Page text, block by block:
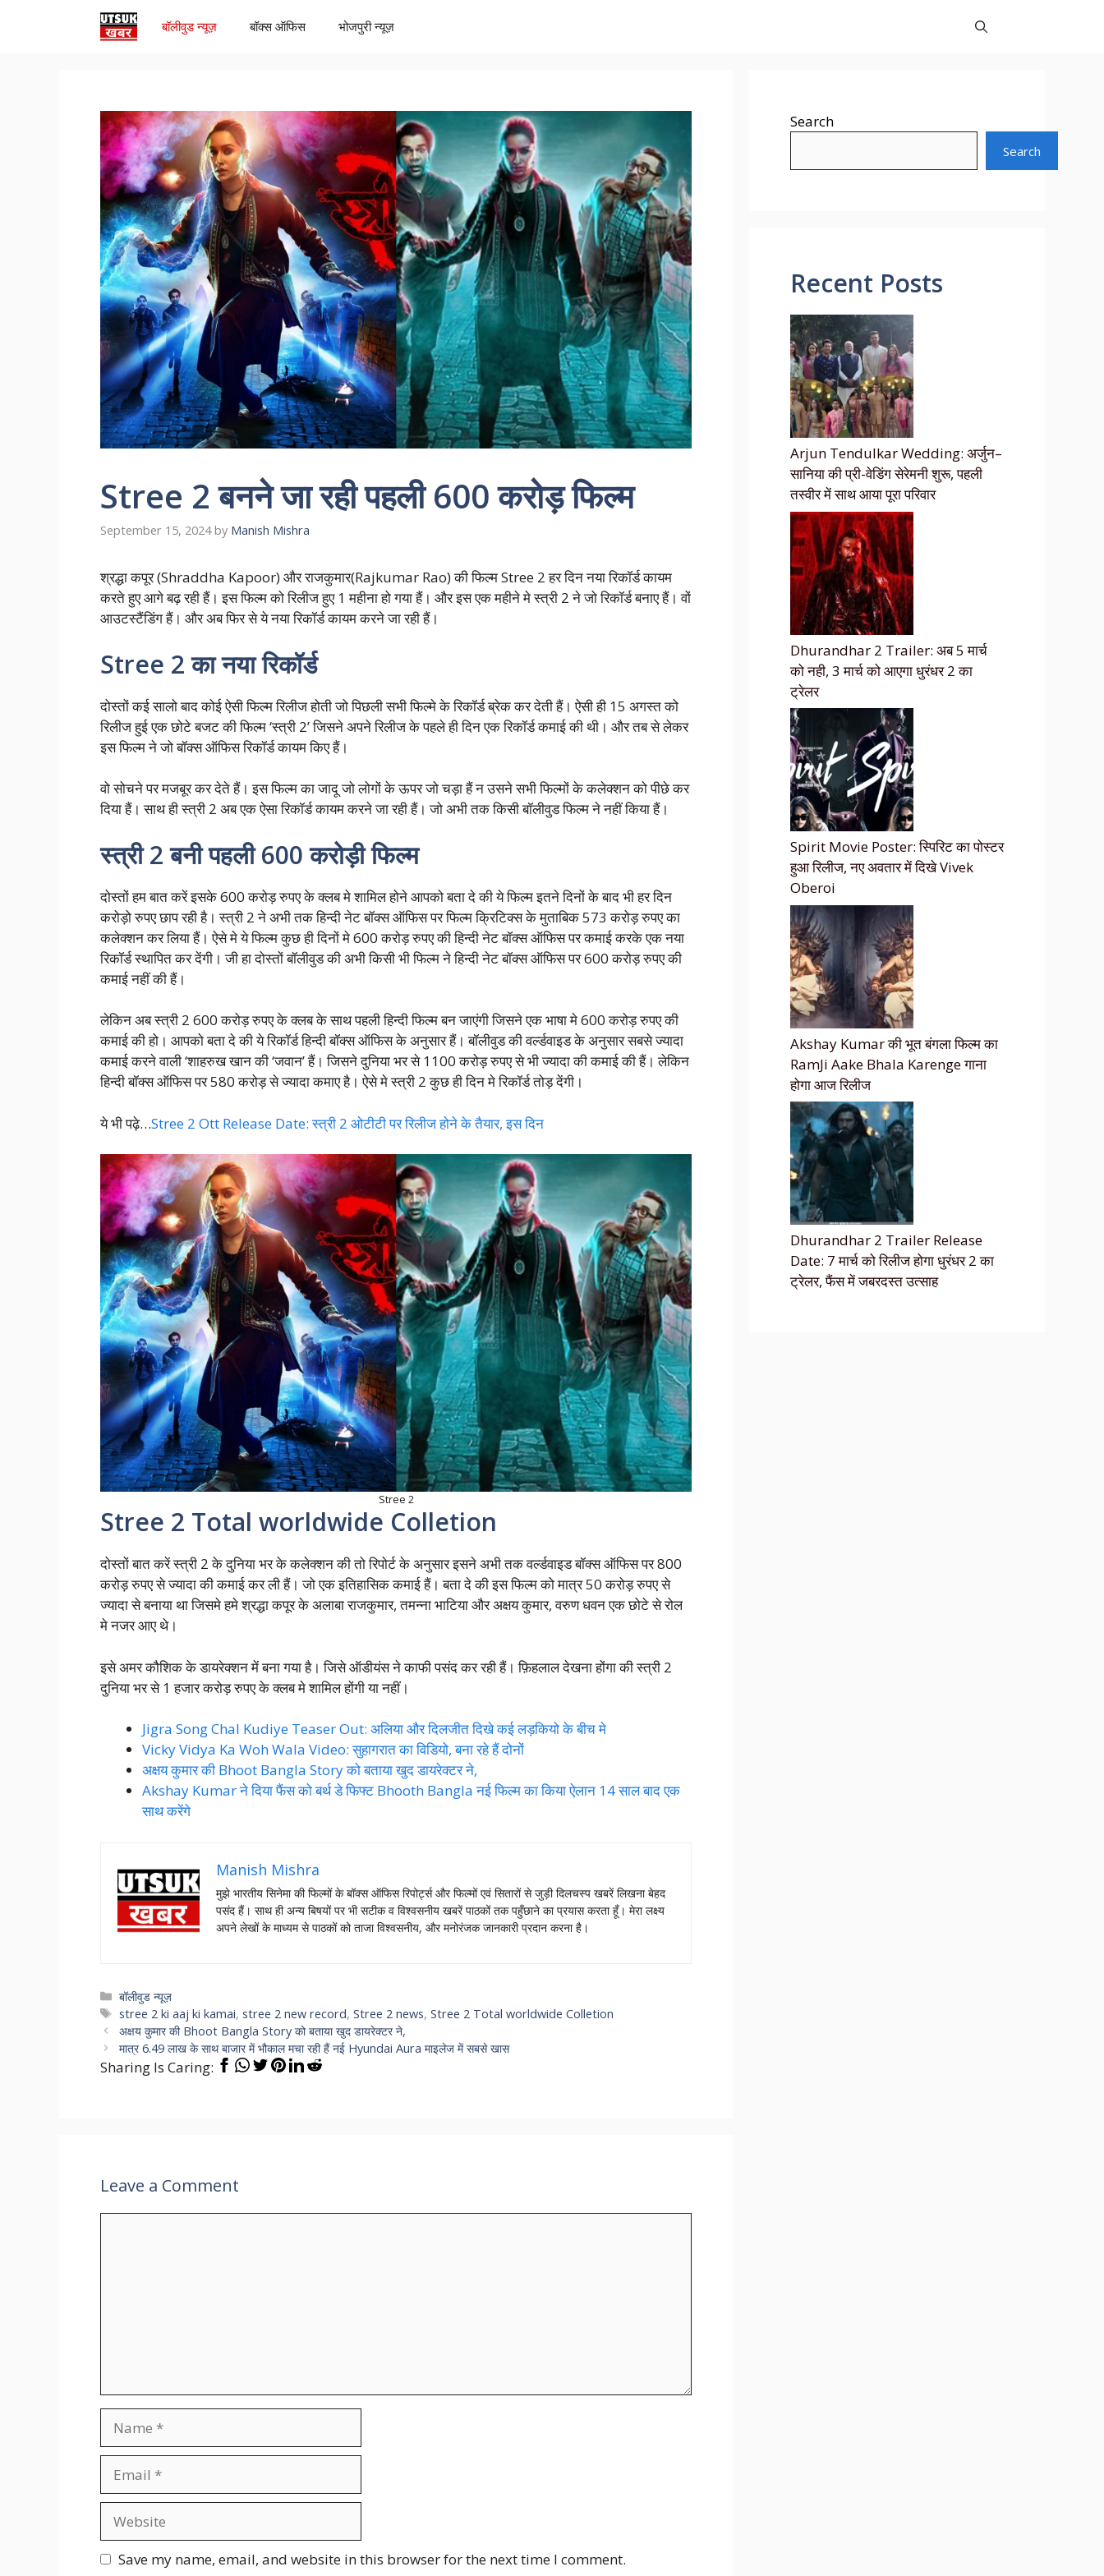
बॉलीवुड न्यूज़ बॉक्स ऑफिस भोजपुरी न्यूज़
Stree 2 बनने जा रही पहली 600 करोड़ फिल्म
September 15, 2024 by Manish Mishra
श्रद्धा कपूर (Shraddha Kapoor) और राजकुमार(Rajkumar Rao) की फिल्म Stree 2 हर दिन नया रिकॉर्ड कायम
करते हुए आगे बढ़ रही हैं। इस फिल्म को रिलीज हुए 1 महीना हो गया हैं। और इस एक महीने मे स्त्री 2 ने जो रिकॉर्ड बनाए हैं। वों
आउटस्टैंडिंग हैं। और अब फिर से ये नया रिकॉर्ड कायम करने जा रही हैं।
Stree 2 का नया रिकॉर्ड
दोस्तों कई सालो बाद कोई ऐसी फिल्म रिलीज होती जो पिछली सभी फिल्मे के रिकॉर्ड ब्रेक कर देती हैं। ऐसी ही 15 अगस्त को
रिलीज हुई एक छोटे बजट की फिल्म ‘स्त्री 2’ जिसने अपने रिलीज के पहले ही दिन एक रिकॉर्ड कमाई की थी। और तब से लेकर
इस फिल्म ने जो बॉक्स ऑफिस रिकॉर्ड कायम किए हैं।
वो सोचने पर मजबूर कर देते हैं। इस फिल्म का जादू जो लोगों के ऊपर जो चड़ा हैं न उसने सभी फिल्मों के कलेक्शन को पीछे कर
दिया हैं। साथ ही स्त्री 2 अब एक ऐसा रिकॉर्ड कायम करने जा रही हैं। जो अभी तक किसी बॉलीवुड फिल्म ने नहीं किया हैं।
स्त्री 2 बनी पहली 600 करोड़ी फिल्म
दोस्तों हम बात करें इसके 600 करोड़ रुपए के क्लब मे शामिल होने आपको बता दे की ये फिल्म इतने दिनों के बाद भी हर दिन
करोड़ो रुपए छाप रही है। स्त्री 2 ने अभी तक हिन्दी नेट बॉक्स ऑफिस पर फिल्म क्रिटिक्स के मुताबिक 573 करोड़ रुपए का
कलेक्शन कर लिया हैं। ऐसे मे ये फिल्म कुछ ही दिनों मे 600 करोड़ रुपए की हिन्दी नेट बॉक्स ऑफिस पर कमाई करके एक नया
रिकॉर्ड स्थापित कर देंगी। जी हा दोस्तों बॉलीवुड की अभी किसी भी फिल्म ने हिन्दी नेट बॉक्स ऑफिस पर 600 करोड़ रुपए की
कमाई नहीं की हैं।
लेकिन अब स्त्री 2 600 करोड़ रुपए के क्लब के साथ पहली हिन्दी फिल्म बन जाएंगी जिसने एक भाषा मे 600 करोड़ रुपए की
कमाई की हो। आपको बता दे की ये रिकॉर्ड हिन्दी बॉक्स ऑफिस के अनुसार हैं। बॉलीवुड की वर्ल्डवाइड के अनुसार सबसे ज्यादा
कमाई करने वाली ‘शाहरुख खान की ‘जवान’ हैं। जिसने दुनिया भर से 1100 करोड़ रुपए से भी ज्यादा की कमाई की हैं। लेकिन
हिन्दी बॉक्स ऑफिस पर 580 करोड़ से ज्यादा कमाए है। ऐसे मे स्त्री 2 कुछ ही दिन मे रिकॉर्ड तोड़ देंगी।
ये भी पढ़े…Stree 2 Ott Release Date: स्त्री 2 ओटीटी पर रिलीज होने के तैयार, इस दिन
Stree 2
Stree 2 Total worldwide Colletion
दोस्तों बात करें स्त्री 2 के दुनिया भर के कलेक्शन की तो रिपोर्ट के अनुसार इसने अभी तक वर्ल्डवाइड बॉक्स ऑफिस पर 800
करोड़ रुपए से ज्यादा की कमाई कर ली हैं। जो एक इतिहासिक कमाई हैं। बता दे की इस फिल्म को मात्र 50 करोड़ रुपए से
ज्यादा से बनाया था जिसमे हमे श्रद्धा कपूर के अलाबा राजकुमार, तमन्ना भाटिया और अक्षय कुमार, वरुण धवन एक छोटे से रोल
मे नजर आए थे।
इसे अमर कौशिक के डायरेक्शन में बना गया है। जिसे ऑडीयंस ने काफी पसंद कर रही हैं। फ़िहलाल देखना होंगा की स्त्री 2
दुनिया भर से 1 हजार करोड़ रुपए के क्लब मे शामिल होंगी या नहीं।
Jigra Song Chal Kudiye Teaser Out: अलिया और दिलजीत दिखे कई लड़कियो के बीच मे
Vicky Vidya Ka Woh Wala Video: सुहागरात का विडियो, बना रहे हैं दोनों
अक्षय कुमार की Bhoot Bangla Story को बताया खुद डायरेक्टर ने,
Akshay Kumar ने दिया फैंस को बर्थ डे फिफ्ट Bhooth Bangla नई फिल्म का किया ऐलान 14 साल बाद एक
साथ करेंगे
Manish Mishra
मुझे भारतीय सिनेमा की फिल्मों के बॉक्स ऑफिस रिपोर्ट्स और फिल्मों एवं सितारों से जुड़ी दिलचस्प खबरें लिखना बेहद
पसंद हैं। साथ ही अन्य बिषयों पर भी सटीक व विश्वसनीय खबरें पाठकों तक पहुँछाने का प्रयास करता हूँ। मेरा लक्ष्य
अपने लेखों के माध्यम से पाठकों को ताजा विश्वसनीय, और मनोरंजक जानकारी प्रदान करना है।
Categories
बॉलीवुड न्यूज़
Tags
stree 2 ki aaj ki kamai,stree 2 new record,Stree 2 news,Stree 2 Total worldwide Colletion
अक्षय कुमार की Bhoot Bangla Story को बताया खुद डायरेक्टर ने,
मात्र 6.49 लाख के साथ बाजार में भौकाल मचा रही हैं नई Hyundai Aura माइलेज में सबसे खास
Sharing Is Caring:
Leave a Comment
Save my name, email, and website in this browser for the next time I comment.
Search
Search
Recent Posts
Arjun Tendulkar Wedding: अर्जुन–
सानिया की प्री-वेडिंग सेरेमनी शुरू, पहली
तस्वीर में साथ आया पूरा परिवार
Dhurandhar 2 Trailer: अब 5 मार्च
को नही, 3 मार्च को आएगा धुरंधर 2 का
ट्रेलर
Spirit Movie Poster: स्पिरिट का पोस्टर
हुआ रिलीज, नए अवतार में दिखे Vivek
Oberoi
Akshay Kumar की भूत बंगला फिल्म का
RamJi Aake Bhala Karenge गाना
होगा आज रिलीज
Dhurandhar 2 Trailer Release
Date: 7 मार्च को रिलीज होगा धुरंधर 2 का
ट्रेलर, फैंस में जबरदस्त उत्साह